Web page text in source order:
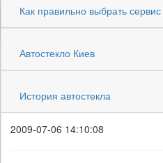
Как правильно выбрать
Автостекло Киев
История автостекла
2009-07-06 14:10:08